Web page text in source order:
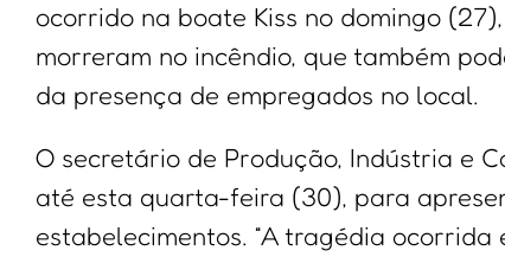
ocorrido na boate Kiss no domingo
morreram no incêndio, que também
da presença de empregados no local.
O secretário de Produção, Indústria e
até esta quarta-feira (30), para
estabelecimentos. “A tragédia